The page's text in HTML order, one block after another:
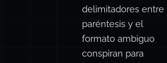
tedioso juego de
matar topos. La
puntuación, los
delimitadores entre